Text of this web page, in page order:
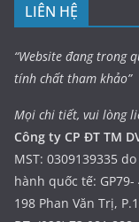
LIÊN HỆ
“Website đang trong
tính chất tham khảo”
Mọi chi tiết, vui lòng
Công ty CP ĐT TM
MST: 0309139335
hành quốc tế: GP79-
198 Phan Văn Trị,